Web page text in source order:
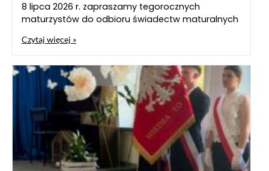
8 lipca 2026 r. zapraszamy tegorocznych
maturzystów do odbioru świadectw maturalnych
Czytaj więcej »